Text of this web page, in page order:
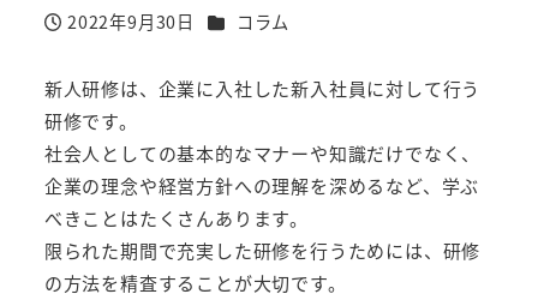
投稿日
2022年9月30日 カテゴリー
コラム
新人研修は、企業に入社した新入社員に対して行う
研修です。
社会人としての基本的なマナーや知識だけでなく、
企業の理念や経営方針への理解を深めるなど、学ぶ
べきことはたくさんあります。
限られた期間で充実した研修を行うためには、研修
の方法を精査することが大切です。